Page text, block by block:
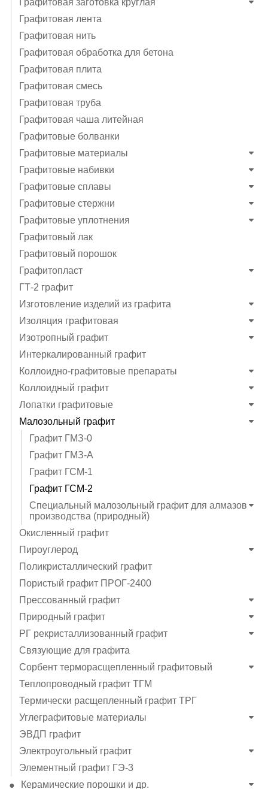
Графитовая заготовка круглая
Графитовая лента
Графитовая нить
Графитовая обработка для бетона
Графитовая плита
Графитовая смесь
Графитовая труба
Графитовая чаша литейная
Графитовые болванки
Графитовые материалы
Графитовые набивки
Графитовые сплавы
Графитовые стержни
Графитовые уплотнения
Графитовый лак
Графитовый порошок
Графитопласт
ГТ-2 графит
Изготовление изделий из графита
Изоляция графитовая
Изотропный графит
Интеркалированный графит
Коллоидно-графитовые препараты
Коллоидный графит
Лопатки графитовые
Малозольный графит
Графит ГМЗ-0
Графит ГМЗ-А
Графит ГСМ-1
Графит ГСМ-2
Специальный малозольный графит для алмазов
производства (природный)
Окисленный графит
Пироуглерод
Поликристаллический графит
Пористый графит ПРОГ-2400
Прессованный графит
Природный графит
РГ рекристаллизованный графит
Связующие для графита
Сорбент терморасщепленный графитовый
Теплопроводный графит ТГМ
Термически расщепленный графит ТРГ
Углеграфитовые материалы
ЭВДП графит
Электроугольный графит
Элементный графит ГЭ-3
Керамические порошки и др.